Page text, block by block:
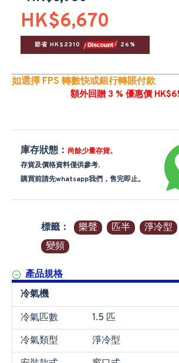
HK$6,670
節省 HK$2310 26%
如選擇 FPS 轉數快或銀行轉賬付款
額外回贈 3 % 優惠價
庫存狀態： 尚餘少量存貨。
存貨及價格資料僅供參考,
購買前請先whatsapp我們，售完即止。
標籤： 樂聲 匹半 淨冷型
變頻
產品規格
冷氣機
冷氣匹數
1.5 匹
冷氣類型
淨冷型